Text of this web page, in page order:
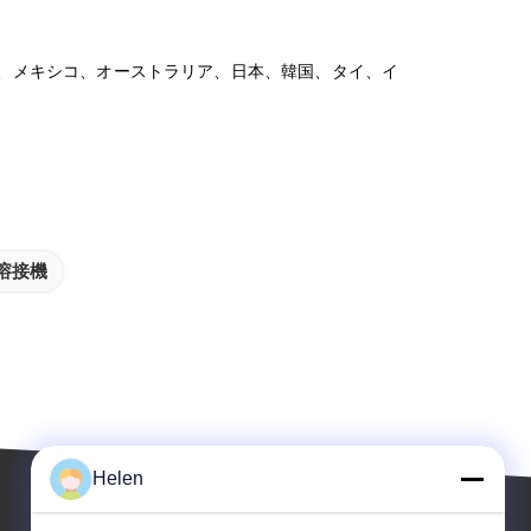
キシコ、オーストラリア、日本、韓国、タイ、イ
接機
Helen